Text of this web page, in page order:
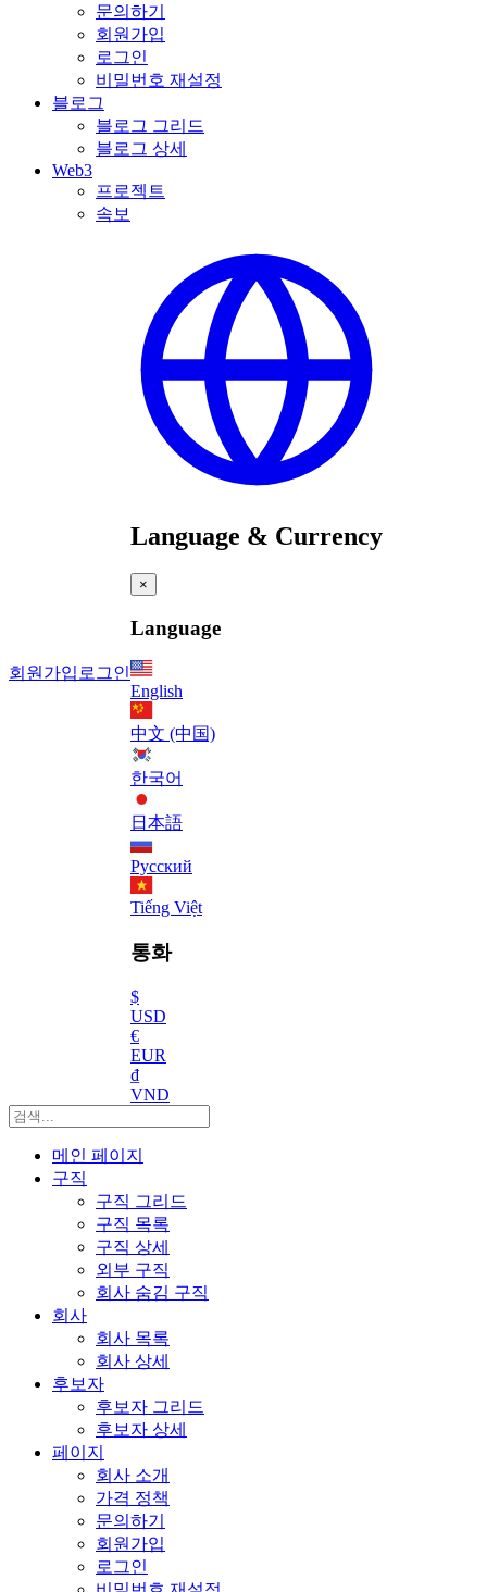
문의하기
회원가입
로그인
비밀번호 재설정
블로그
블로그 그리드
블로그 상세
Web3
프로젝트
속보
회원가입 로그인
Language & Currency
×
Language
English
中文 (中国)
한국어
日本語
Русский
Tiếng Việt
통화
$
USD
€
EUR
₫
VND
메인 페이지
구직
구직 그리드
구직 목록
구직 상세
외부 구직
회사 숨김 구직
회사
회사 목록
회사 상세
후보자
후보자 그리드
후보자 상세
페이지
회사 소개
가격 정책
문의하기
회원가입
로그인